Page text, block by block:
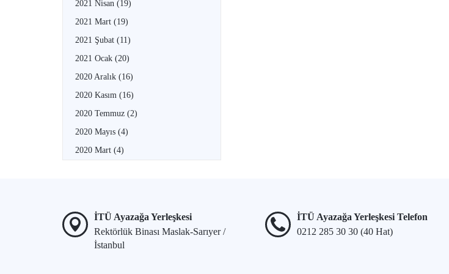
2021 Nisan (19)
2021 Mart (19)
2021 Şubat (11)
2021 Ocak (20)
2020 Aralık (16)
2020 Kasım (16)
2020 Temmuz (2)
2020 Mayıs (4)
2020 Mart (4)
İTÜ Ayazağa Yerleşkesi
Rektörlük Binası Maslak-Sarıyer /
İstanbul
İTÜ Ayazağa Yerleşkesi Telefon
0212 285 30 30 (40 Hat)